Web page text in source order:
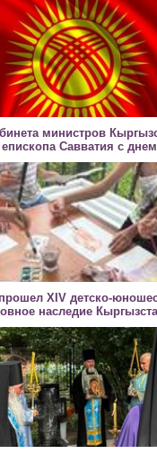
министров
Савватия с
XIV детско-
наследие